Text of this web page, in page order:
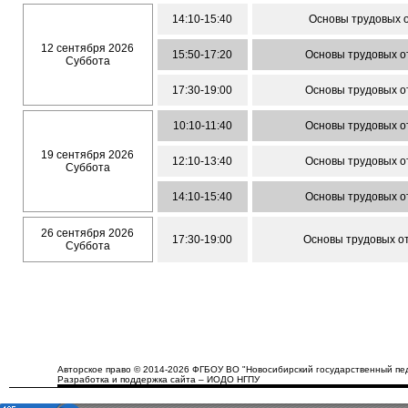
12 сентября 2026
Суббота
14:10-15:40 Основы трудовых
15:50-17:20 Основы трудовых
17:30-19:00 Основы трудовых
19 сентября 2026
Суббота
10:10-11:40 Основы трудовых
12:10-13:40 Основы трудовых
14:10-15:40 Основы трудовых
26 сентября 2026
Суббота
17:30-19:00 Основы трудовых
Авторское право © 2014-2026 ФГБОУ ВО "Новосибирский государственный
Разработка и поддержка сайта – ИОДО НГПУ